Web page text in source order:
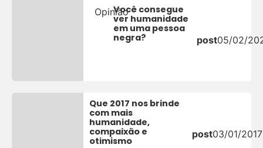
OpiniãoVocê consegue
ver humanidade
em uma pessoa
negra?
post05/02/
Que 2017 nos brinde
com mais
humanidade,
compaixão e
otimismo
post03/01/2017